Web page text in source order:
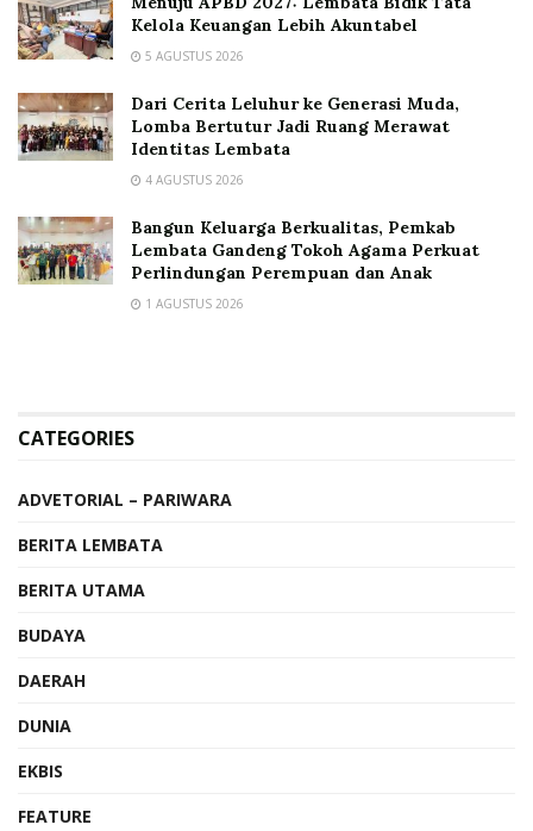
Kelola Keuangan Lebih Akuntabel
5 AGUSTUS 2026
Dari Cerita Leluhur ke Generasi Muda,
Lomba Bertutur Jadi Ruang Merawat
Identitas Lembata
4 AGUSTUS 2026
Bangun Keluarga Berkualitas, Pemkab
Lembata Gandeng Tokoh Agama Perkuat
Perlindungan Perempuan dan Anak
1 AGUSTUS 2026
CATEGORIES
ADVETORIAL – PARIWARA
BERITA LEMBATA
BERITA UTAMA
BUDAYA
DAERAH
DUNIA
EKBIS
FEATURE